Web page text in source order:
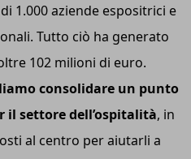
1.000 aziende espositrici e
Tutto ciò ha generato
102 milioni di euro.
consolidare un punto
il settore dell’ospitalità, in
al centro per aiutarli a